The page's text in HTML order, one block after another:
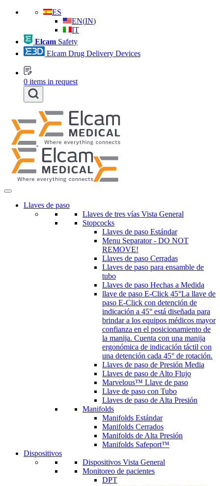
ES
EN(IN)
IT
Elcam Safety
Elcam Drug Delivery Devices
0 items in request
Llaves de paso
Llaves de tres vías Vista General
Stopcocks
Llaves de paso Estándar
Menu Separator - DO NOT
REMOVE!
Llaves de paso Cerradas
Llaves de paso para ensamble de
tubo
Llaves de paso Hechas a Medida
llave de paso E-Click 45°La llave de
paso E-Click con detención de
indicación a 45° está diseñada para
brindar a los equipos médicos mayor
confianza en el posicionamiento de
la manija. Cuenta con una manija
ergonómica de indicación táctil con
una detención cada 45° de rotación.
Llaves de paso de Presión Media
Llaves de paso de Alto Flujo
Marvelous™ Llave de paso
Llave de paso con Tubo
Llaves de paso de Alta Presión
Manifolds
Manifolds Estándar
Manifolds Cerrados
Manifolds de Alta Presión
Manifolds Safeport™
Dispositivos
Dispositivos Vista General
Monitoreo de pacientes
DPT